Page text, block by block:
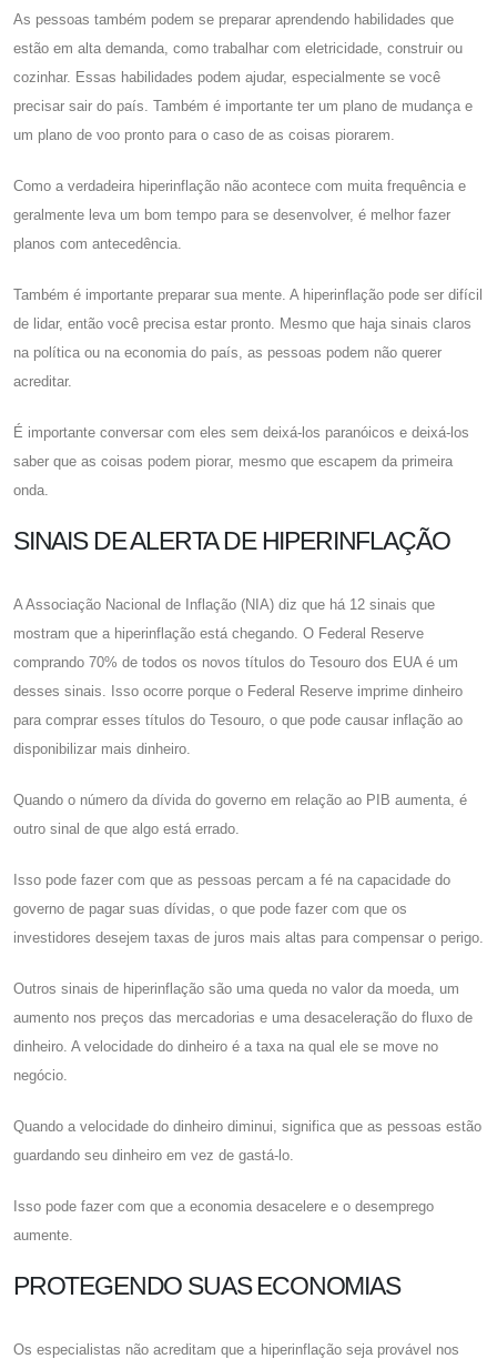
As pessoas também podem se preparar aprendendo habilidades que
estão em alta demanda, como trabalhar com eletricidade, construir ou
cozinhar. Essas habilidades podem ajudar, especialmente se você
precisar sair do país. Também é importante ter um plano de mudança e
um plano de voo pronto para o caso de as coisas piorarem.
Como a verdadeira hiperinflação não acontece com muita frequência e
geralmente leva um bom tempo para se desenvolver, é melhor fazer
planos com antecedência.
Também é importante preparar sua mente. A hiperinflação pode ser difícil
de lidar, então você precisa estar pronto. Mesmo que haja sinais claros
na política ou na economia do país, as pessoas podem não querer
acreditar.
É importante conversar com eles sem deixá-los paranóicos e deixá-los
saber que as coisas podem piorar, mesmo que escapem da primeira
onda.
SINAIS DE ALERTA DE HIPERINFLAÇÃO
A Associação Nacional de Inflação (NIA) diz que há 12 sinais que
mostram que a hiperinflação está chegando. O Federal Reserve
comprando 70% de todos os novos títulos do Tesouro dos EUA é um
desses sinais. Isso ocorre porque o Federal Reserve imprime dinheiro
para comprar esses títulos do Tesouro, o que pode causar inflação ao
disponibilizar mais dinheiro.
Quando o número da dívida do governo em relação ao PIB aumenta, é
outro sinal de que algo está errado.
Isso pode fazer com que as pessoas percam a fé na capacidade do
governo de pagar suas dívidas, o que pode fazer com que os
investidores desejem taxas de juros mais altas para compensar o perigo.
Outros sinais de hiperinflação são uma queda no valor da moeda, um
aumento nos preços das mercadorias e uma desaceleração do fluxo de
dinheiro. A velocidade do dinheiro é a taxa na qual ele se move no
negócio.
Quando a velocidade do dinheiro diminui, significa que as pessoas estão
guardando seu dinheiro em vez de gastá-lo.
Isso pode fazer com que a economia desacelere e o desemprego
aumente.
PROTEGENDO SUAS ECONOMIAS
Os especialistas não acreditam que a hiperinflação seja provável nos